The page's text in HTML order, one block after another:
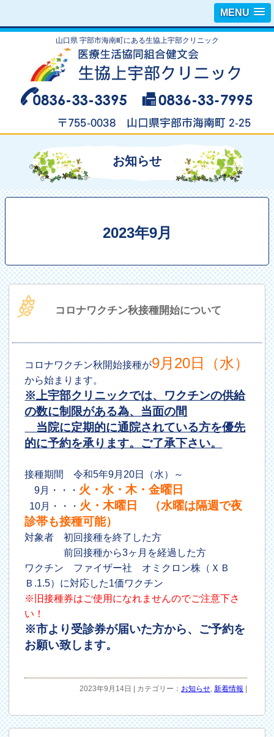
MENU
山口県 宇部市海南町にある生協上宇部クリニック
お知らせ
2023年9月
コロナワクチン秋接種開始について
コロナワクチン秋開始接種が9月20日（水）
から始まります。
※上宇部クリニックでは、ワクチンの供給
の数に制限がある為、当面の間
当院に定期的に通院されている方を優先
的に予約を承ります。ご了承下さい。
接種期間 令和5年9月20日（水）～
9月・・・ 火・水・木・金曜日
10月・・・ 火・木曜日 （水曜は隔週で夜
診帯も接種可能）
対象者 初回接種を終了した方
前回接種から3ヶ月を経過した方
ワクチン ファイザー社 オミクロン株（ＸＢ
Ｂ.1.5）に対応した1価ワクチン
※旧接種券はご使用になれませんのでご注意下さ
い！
※市より受診券が届いた方から、ご予約を
お願い致します。
2023年9月14日 | カテゴリー： お知らせ, 新着情報 |